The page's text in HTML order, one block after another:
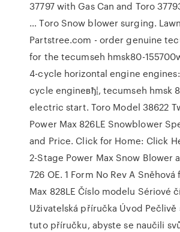
37797 with Gas Can and Toro
… Toro Snow blower surging.
Partstree.com - order genuine
for the tecumseh hmsk80-
4-cycle horizontal engine
cycle engineвђ¦, tecumseh hmsk
electric start. Toro Model 38622
Power Max 826LE Snowblower
and Price. Click for Home: Click
2-Stage Power Max Snow Blower
726 OE. 1 Form No Rev A Sněhová
Max 828LE Číslo modelu Sériové
Uživatelská příručka Úvod
tuto příručku, abyste se naučili